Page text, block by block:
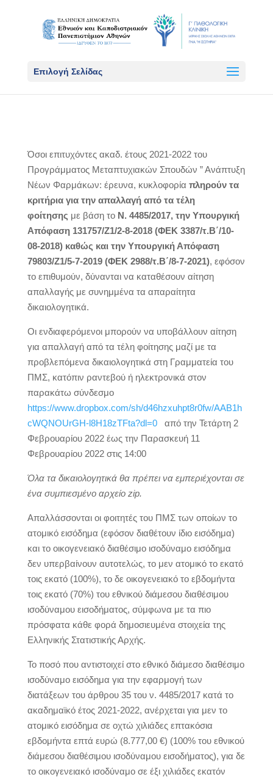
Επιλογή Σελίδας
Όσοι επιτυχόντες ακαδ. έτους 2021-2022 του
Προγράμματος Μεταπτυχιακών Σπουδών ” Ανάπτυξη
Νέων Φαρμάκων: έρευνα, κυκλοφορία πληρούν τα
κριτήρια για την απαλλαγή από τα τέλη
φοίτησης με βάση το Ν. 4485/2017, την Υπουργική
Απόφαση 131757/Ζ1/2-8-2018 (ΦΕΚ 3387/τ.Β΄/10-
08-2018) καθώς και την Υπουργική Απόφαση
79803/Ζ1/5-7-2019 (ΦΕΚ 2988/τ.Β΄/8-7-2021), εφόσον
το επιθυμούν, δύνανται να καταθέσουν αίτηση
απαλλαγής με συνημμένα τα απαραίτητα
δικαιολογητικά.
Οι ενδιαφερόμενοι μπορούν να υποβάλλουν αίτηση
για απαλλαγή από τα τέλη φοίτησης μαζί με τα
προβλεπόμενα δικαιολογητικά στη Γραμματεία του
ΠΜΣ, κατόπιν ραντεβού ή ηλεκτρονικά στον
παρακάτω σύνδεσμο
https://www.dropbox.com/sh/d46hzxuhpt8r0fw/AAB1h
cWQNOUrGH-l8H18zTFta?dl=0
από την Τετάρτη 2
Φεβρουαρίου 2022 έως την Παρασκευή 11
Φεβρουαρίου 2022 στις 14:00
Όλα τα δικαιολογητικά θα πρέπει να εμπεριέχονται σε
ένα συμπιεσμένο αρχείο zip.
Απαλλάσσονται οι φοιτητές του ΠΜΣ των οποίων το
ατομικό εισόδημα (εφόσον διαθέτουν ίδιο εισόδημα)
και το οικογενειακό διαθέσιμο ισοδύναμο εισόδημα
δεν υπερβαίνουν αυτοτελώς, το μεν ατομικό το εκατό
τοις εκατό (100%), το δε οικογενειακό το εβδομήντα
τοις εκατό (70%) του εθνικού διάμεσου διαθέσιμου
ισοδύναμου εισοδήματος, σύμφωνα με τα πιο
πρόσφατα κάθε φορά δημοσιευμένα στοιχεία της
Ελληνικής Στατιστικής Αρχής.
Το ποσό που αντιστοιχεί στο εθνικό διάμεσο διαθέσιμο
ισοδύναμο εισόδημα για την εφαρμογή των
διατάξεων του άρθρου 35 του ν. 4485/2017 κατά το
ακαδημαϊκό έτος 2021-2022, ανέρχεται για μεν το
ατομικό εισόδημα σε οχτώ χιλιάδες επτακόσια
εβδομήντα επτά ευρώ (8.777,00 €) (100% του εθνικού
διάμεσου διαθέσιμου ισοδύναμου εισοδήματος), για δε
το οικογενειακό ισοδύναμο σε έξι χιλιάδες εκατόν